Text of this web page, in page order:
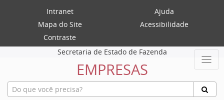
Intranet
Ajuda
Mapa do Site
Acessibilidade
Contraste
Secretaria de Estado de Fazenda
EMPRESAS